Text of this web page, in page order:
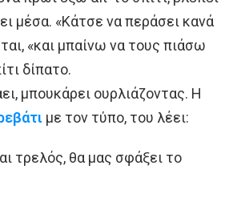
μέσα. «Κάτσε να περάσει κανά
«και μπαίνω να τους πιάσω
δίπατο.
μπουκάρει ουρλιάζοντας. Η
με τον τύπο, του λέει:
τρελός, θα μας σφάξει το